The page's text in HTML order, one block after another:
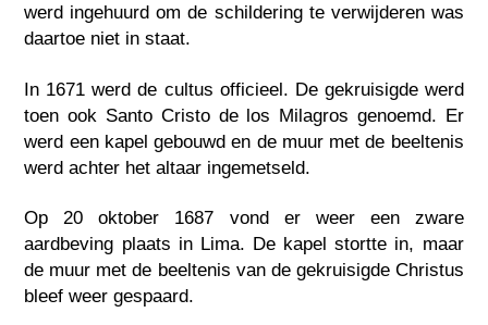
werd ingehuurd om de schildering te verwijderen was
daartoe niet in staat.
In 1671 werd de cultus officieel. De gekruisigde werd
toen ook Santo Cristo de los Milagros genoemd. Er
werd een kapel gebouwd en de muur met de beeltenis
werd achter het altaar ingemetseld.
Op 20 oktober 1687 vond er weer een zware
aardbeving plaats in Lima. De kapel stortte in, maar
de muur met de beeltenis van de gekruisigde Christus
bleef weer gespaard.